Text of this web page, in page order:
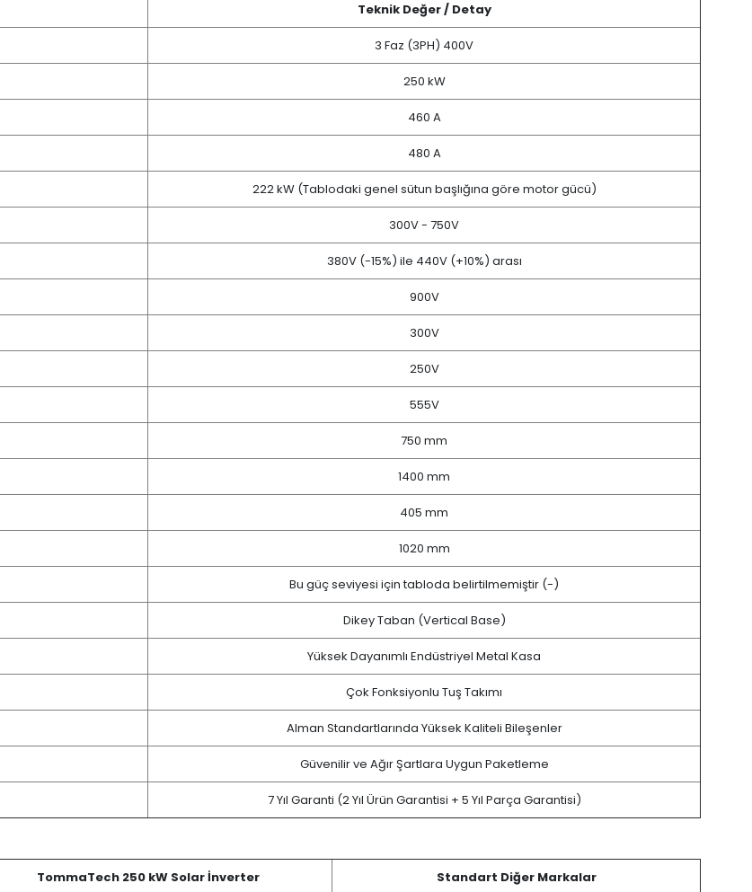
Teknik Değer / Detay
3 Faz (3PH) 400V
250 kW
460 A
480 A
222 kW (Tablodaki genel sütun başlığına göre motor gücü)
300V - 750V
380V (-15%) ile 440V (+10%) arası
900V
300V
250V
555V
750 mm
1400 mm
405 mm
1020 mm
Bu güç seviyesi için tabloda belirtilmemiştir (-)
Dikey Taban (Vertical Base)
Yüksek Dayanımlı Endüstriyel Metal Kasa
Çok Fonksiyonlu Tuş Takımı
Alman Standartlarında Yüksek Kaliteli Bileşenler
Güvenilir ve Ağır Şartlara Uygun Paketleme
7 Yıl Garanti (2 Yıl Ürün Garantisi + 5 Yıl Parça Garantisi)
TommaTech 250 kW Solar İnverter Standart Diğer Markalar